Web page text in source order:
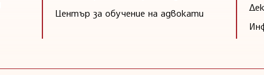
Център за обучение на адвокати